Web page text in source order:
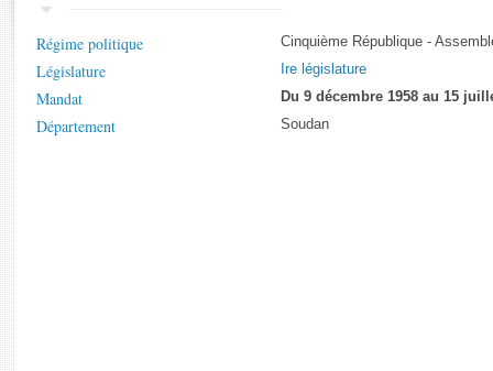
Régime politique Cinquième République -
Législature Ire législature
Mandat Du 9 décembre 1958 au 15
Département Soudan